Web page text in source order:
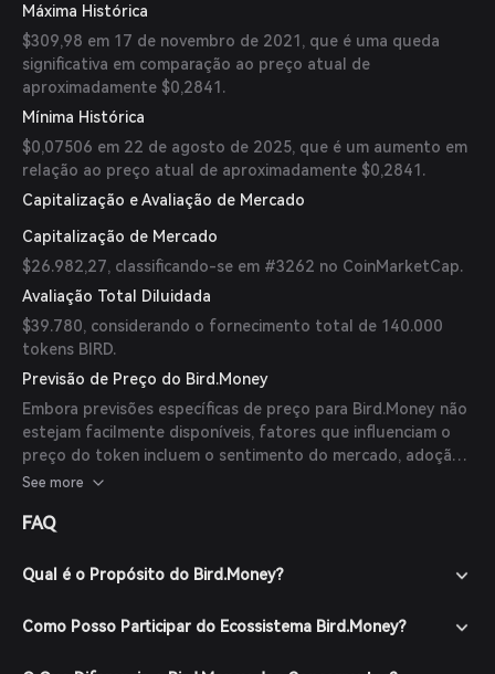
Máxima Histórica
$309,98 em 17 de novembro de 2021, que é uma queda
significativa em comparação ao preço atual de
aproximadamente $0,2841.
Mínima Histórica
$0,07506 em 22 de agosto de 2025, que é um aumento em
relação ao preço atual de aproximadamente $0,2841.
Capitalização e Avaliação de Mercado
Capitalização de Mercado
$26.982,27, classificando-se em #3262 no CoinMarketCap.
Avaliação Total Diluidada
$39.780, considerando o fornecimento total de 140.000
tokens BIRD.
Previsão de Preço do Bird.Money
Embora previsões específicas de preço para Bird.Money não
estejam facilmente disponíveis, fatores que influenciam o
preço do token incluem o sentimento do mercado, adoção
de seus produtos analíticos e desenvolvimentos dentro do
criptomoedas são altamente voláteis, e desempenho
Investidores devem realizar pesquisas detalhadas e
investimento.
See more
FAQ
Qual é o Propósito do Bird.Money?
Como Posso Participar do Ecossistema Bird.Money?